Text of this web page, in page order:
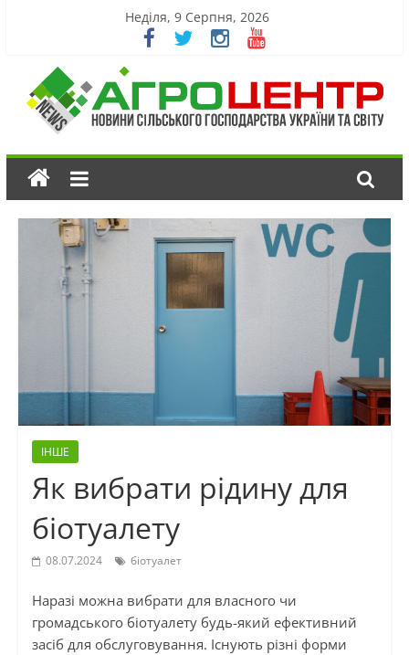
Неділя, 9 Серпня, 2026
ІНШЕ
Як вибрати рідину для
біотуалету
08.07.2024 біотуалет
Наразі можна вибрати для власного чи
громадського біотуалету будь-який ефективний
засіб для обслуговування. Існують різні форми